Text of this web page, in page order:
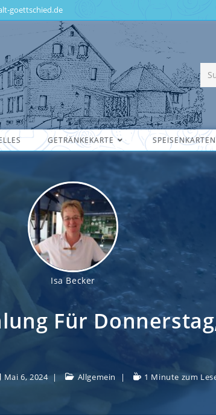
goettschied.de
GETRÄNKEKARTE SPEISENKARTEN
Isa Becker
Für
Mai 6, 2024 Allgemein 1 Minute zum